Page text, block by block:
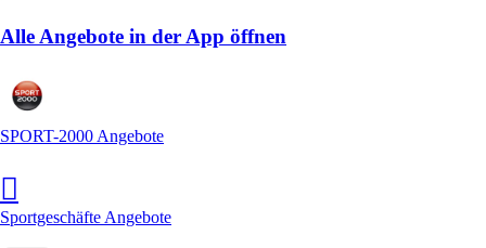
Alle Angebote in der App öffnen
SPORT-2000 Angebote
Sportgeschäfte Angebote